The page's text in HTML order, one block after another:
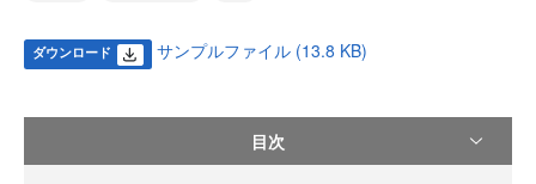
ダウンロード サンプルファイル (13.8 KB)
目次